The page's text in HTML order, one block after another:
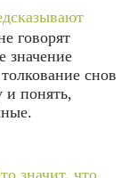
говорят
значение
снов
и понять,